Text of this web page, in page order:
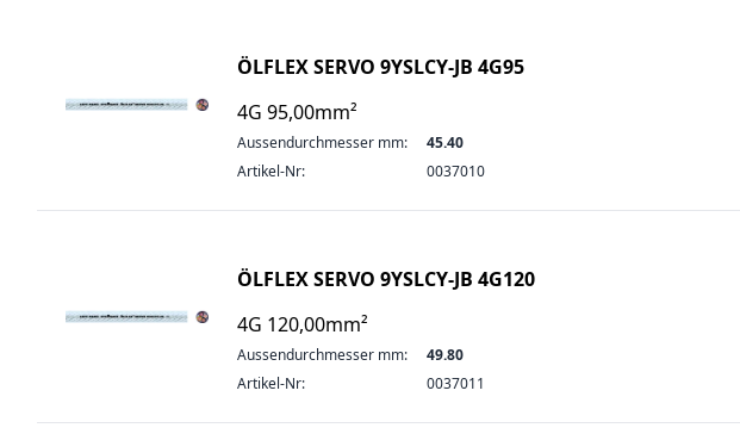
ÖLFLEX SERVO 9YSLCY-JB 4G95
4G 95,00mm²
Aussendurchmesser mm:
45.40
Artikel-Nr:
0037010
ÖLFLEX SERVO 9YSLCY-JB 4G120
4G 120,00mm²
Aussendurchmesser mm:
49.80
Artikel-Nr:
0037011